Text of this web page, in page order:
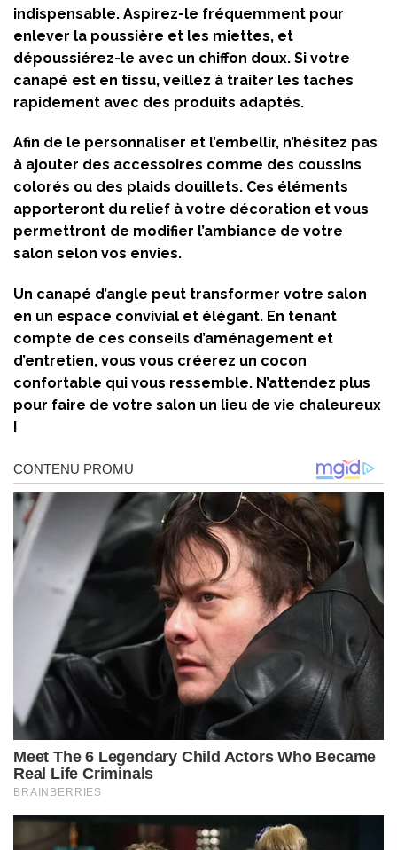
indispensable. Aspirez-le fréquemment pour
enlever la poussière et les miettes, et
dépoussiérez-le avec un chiffon doux. Si votre
canapé est en tissu, veillez à traiter les taches
rapidement avec des produits adaptés.
Afin de le personnaliser et l’embellir, n’hésitez pas
à ajouter des accessoires comme des coussins
colorés ou des plaids douillets. Ces éléments
apporteront du relief à votre décoration et vous
permettront de modifier l’ambiance de votre
salon selon vos envies.
Un canapé d’angle peut transformer votre salon
en un espace convivial et élégant. En tenant
compte de ces conseils d’aménagement et
d’entretien, vous vous créerez un cocon
confortable qui vous ressemble. N’attendez plus
pour faire de votre salon un lieu de vie chaleureux
!